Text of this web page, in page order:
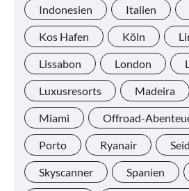
Indonesien Italien
Kos Hafen Köln
Lissabon London
Luxusresorts Madeira
Miami Offroad-
Porto Ryanair
Skyscanner Spanien